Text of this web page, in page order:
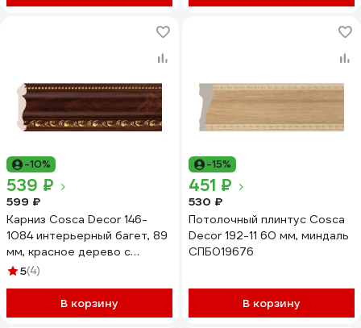
-10%
539 ₽
599 ₽
Карниз Cosca Decor 146-
1084 интерьерный багет, 89
мм, красное дерево с
золотом СПБ016571
5(4)
В корзину
-15%
451 ₽
530 ₽
Потолочный плинтус Cosca
Decor 192-11 60 мм, миндаль
СПБ019676
В корзину